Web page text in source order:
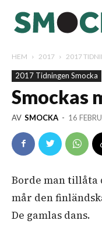
HEM 2017 2017
2017 Tidningen Smocka
Smockas
AV SMOCKA - 16
Borde man tillåta
mår den
De gamlas dans.